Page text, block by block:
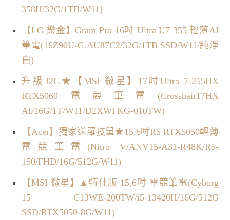
358H/32G/1TB/W11)
【LG 樂金】Gram Pro 16吋 Ultra U7 355 輕薄AI
筆電(16Z90U-G.AU87C2/32G/1TB SSD/W11/純淨
白)
升級32G★【MSI 微星】17吋Ultra 7-255HX
RTX5060電競筆電(Crosshair17HX
AI/16G/1T/W11/D2XWFKG-010TW)
【Acer】獨家送羅技鼠★15.6吋R5 RTX5050輕薄
電競筆電(Nitro V/ANV15-A31-R48K/R5-
150/FHD/16G/512G/W11)
【MSI 微星】▲特仕版 15.6吋 電競筆電(Cyborg
15 C13WE-200TW/i5-13420H/16G/512G
SSD/RTX5050-8G/W11)